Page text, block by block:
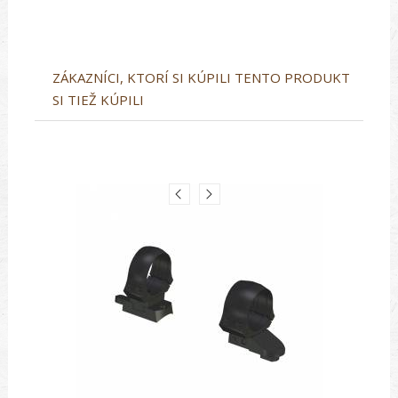
ZÁKAZNÍCI, KTORÍ SI KÚPILI TENTO PRODUKT
SI TIEŽ KÚPILI